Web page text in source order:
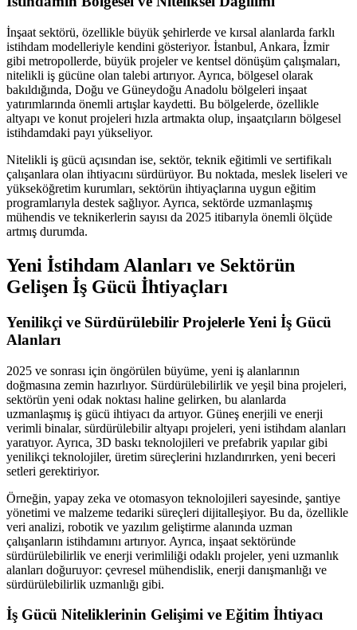
İnşaat sektörü, özellikle büyük şehirlerde ve kırsal alanlarda farklı
istihdam modelleriyle kendini gösteriyor. İstanbul, Ankara, İzmir
gibi metropollerde, büyük projeler ve kentsel dönüşüm çalışmaları,
nitelikli iş gücüne olan talebi artırıyor. Ayrıca, bölgesel olarak
bakıldığında, Doğu ve Güneydoğu Anadolu bölgeleri inşaat
yatırımlarında önemli artışlar kaydetti. Bu bölgelerde, özellikle
altyapı ve konut projeleri hızla artmakta olup, inşaatçıların bölgesel
istihdamdaki payı yükseliyor.
Nitelikli iş gücü açısından ise, sektör, teknik eğitimli ve sertifikalı
çalışanlara olan ihtiyacını sürdürüyor. Bu noktada, meslek liseleri ve
yükseköğretim kurumları, sektörün ihtiyaçlarına uygun eğitim
programlarıyla destek sağlıyor. Ayrıca, sektörde uzmanlaşmış
mühendis ve teknikerlerin sayısı da 2025 itibarıyla önemli ölçüde
artmış durumda.
Yeni İstihdam Alanları ve Sektörün
Gelişen İş Gücü İhtiyaçları
Yenilikçi ve Sürdürülebilir Projelerle Yeni İş Gücü
Alanları
2025 ve sonrası için öngörülen büyüme, yeni iş alanlarının
doğmasına zemin hazırlıyor. Sürdürülebilirlik ve yeşil bina projeleri,
sektörün yeni odak noktası haline gelirken, bu alanlarda
uzmanlaşmış iş gücü ihtiyacı da artıyor. Güneş enerjili ve enerji
verimli binalar, sürdürülebilir altyapı projeleri, yeni istihdam alanları
yaratıyor. Ayrıca, 3D baskı teknolojileri ve prefabrik yapılar gibi
yenilikçi teknolojiler, üretim süreçlerini hızlandırırken, yeni beceri
setleri gerektiriyor.
Örneğin, yapay zeka ve otomasyon teknolojileri sayesinde, şantiye
yönetimi ve malzeme tedariki süreçleri dijitalleşiyor. Bu da, özellikle
veri analizi, robotik ve yazılım geliştirme alanında uzman
çalışanların istihdamını artırıyor. Ayrıca, inşaat sektöründe
sürdürülebilirlik ve enerji verimliliği odaklı projeler, yeni uzmanlık
alanları doğuruyor: çevresel mühendislik, enerji danışmanlığı ve
sürdürülebilirlik uzmanlığı gibi.
İş Gücü Niteliklerinin Gelişimi ve Eğitim İhtiyacı